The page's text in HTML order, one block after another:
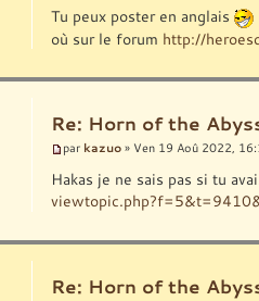
Tu peux poster en anglais
où sur le forum http://
Re: Horn of the
par kazuo » Ven 19 Aoû 2022,
Hakas je ne sais pas si tu
Re: Horn of the